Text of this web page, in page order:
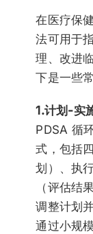
在医疗保
法可用于
理、改进
下是一些
1.计划-实
PDSA 循
式，包括
划）、执
（评估结
调整计划
通过小规